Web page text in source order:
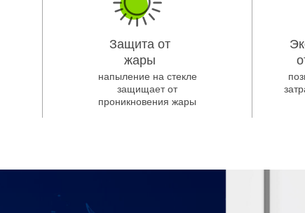
Защита от
жары
напыление на стекле
защищает от
проникновения жары